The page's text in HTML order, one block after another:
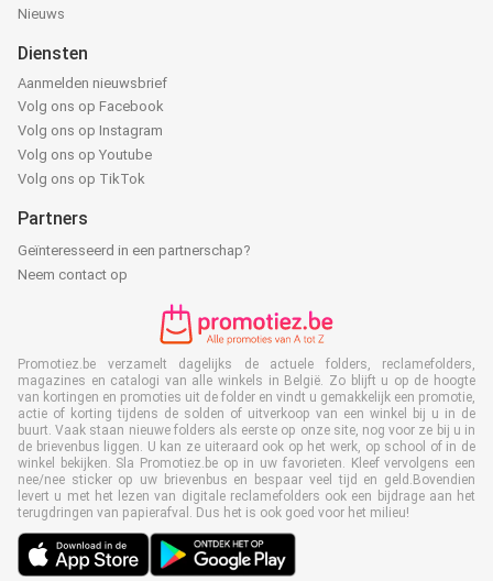
Nieuws
Diensten
Aanmelden nieuwsbrief
Volg ons op Facebook
Volg ons op Instagram
Volg ons op Youtube
Volg ons op TikTok
Partners
Geïnteresseerd in een partnerschap?
Neem contact op
Promotiez.be verzamelt dagelijks de actuele folders, reclamefolders,
magazines en catalogi van alle winkels in België. Zo blijft u op de hoogte
van kortingen en promoties uit de folder en vindt u gemakkelijk een promotie,
actie of korting tijdens de solden of uitverkoop van een winkel bij u in de
buurt. Vaak staan nieuwe folders als eerste op onze site, nog voor ze bij u in
de brievenbus liggen. U kan ze uiteraard ook op het werk, op school of in de
winkel bekijken. Sla Promotiez.be op in uw favorieten. Kleef vervolgens een
nee/nee sticker op uw brievenbus en bespaar veel tijd en geld.Bovendien
levert u met het lezen van digitale reclamefolders ook een bijdrage aan het
terugdringen van papierafval. Dus het is ook goed voor het milieu!